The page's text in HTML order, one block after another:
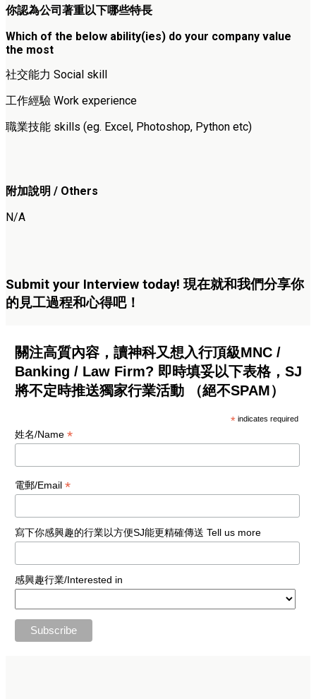
你認為公司著重以下哪些特長
Which of the below ability(ies) do your company value
the most
社交能力 Social skill
工作經驗 Work experience
職業技能 skills (eg. Excel, Photoshop, Python etc)
附加說明 / Others
N/A
Submit your Interview today! 現在就和我們分享你
的見工過程和心得吧！
關注高質內容，讀神科又想入行頂級MNC /
Banking / Law Firm? 即時填妥以下表格，SJ
將不定時推送獨家行業活動 （絕不SPAM）
* indicates required
姓名/Name *
電郵/Email *
寫下你感興趣的行業以方便SJ能更精確傳送 Tell us more
感興趣行業/Interested in